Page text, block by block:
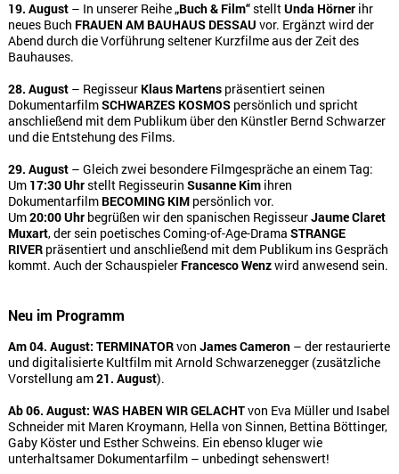
19. August– In unserer Reihe„Buch & Film“stelltUnda Hörnerihr
neues Buch FRAUEN AM BAUHAUS DESSAU vor. Ergänzt wird der
Abend durch die Vorführung seltener Kurzfilme aus der Zeit des
Bauhauses.
28. August– Regisseur Klaus Martenspräsentiert seinen
DokumentarfilmSCHWARZES KOSMOSpersönlich und spricht
anschließend mit dem Publikum über den Künstler Bernd Schwarzer
und die Entstehung des Films.
29. August– Gleich zwei besondere Filmgespräche an einem Tag:
Um 17:30 Uhrstellt Regisseurin Susanne Kimihren
Dokumentarfilm BECOMING KIMpersönlich vor.
Um20:00 Uhrbegrüßen wir den spanischen RegisseurJaume Claret
Muxart, der sein poetisches Coming-of-Age-Drama STRANGE
RIVERpräsentiert und anschließend mit dem Publikum ins Gespräch
kommt. Auch der Schauspieler Francesco Wenzwird anwesend sein.
Neu im Programm
Am 04. August: TERMINATORvon James Cameron– der restaurierte
und digitalisierte Kultfilm mit Arnold Schwarzenegger (zusätzliche
Vorstellung am21. August).
Ab 06. August: WAS HABEN WIR GELACHTvon Eva Müller und Isabel
Schneider mit Maren Kroymann, Hella von Sinnen, Bettina Böttinger,
Gaby Köster und Esther Schweins. Ein ebenso kluger wie
unterhaltsamer Dokumentarfilm – unbedingt sehenswert!